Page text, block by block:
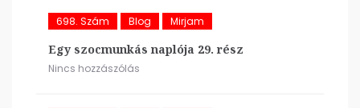
698. Szám Blog Mirjam
Egy szocmunkás naplója 29. rész
Nincs hozzászólás